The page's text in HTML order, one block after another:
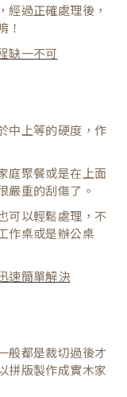
經過正確處理後，
！
缺一不可
中上等的硬度，作
庭聚餐或是在上面
嚴重的刮傷了。
可以輕鬆處理，不
作桌或是辦公桌
速簡單解決
般都是裁切過後才
拼版製作成實木家